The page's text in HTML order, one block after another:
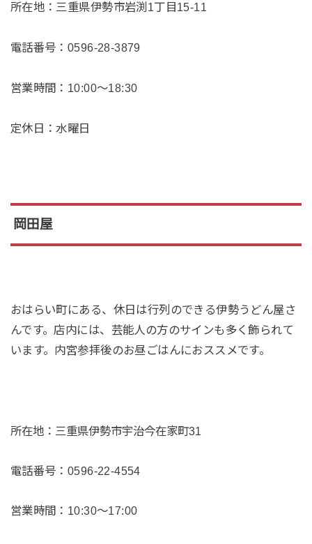
所在地：三重県伊勢市岩渕1丁目15-11
電話番号：0596-28-3879
営業時間：10:00～18:30
定休日：水曜日
岡田屋
おはらい町にある、休日は行列のできる伊勢うどん屋さ
んです。店内には、芸能人の方のサインも多く飾られて
います。内宮参拝後のお昼ごはんにおススメです。
所在地：三重県伊勢市宇治今在家町31
電話番号：0596-22-4554
営業時間：10:30～17:00